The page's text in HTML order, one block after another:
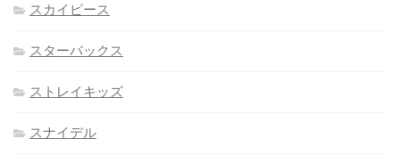
スカイピース
スターバックス
ストレイキッズ
スナイデル